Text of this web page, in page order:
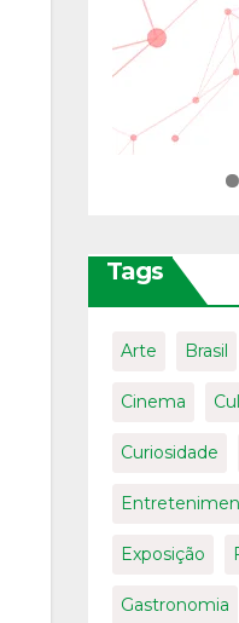
Tags
Arte Brasil
Cinema
Curiosidade
Exposição
Gastronomia